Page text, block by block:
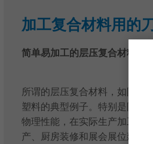
加工复合材料用的
简单易加工的层压复合材料
所谓的层压复合材料，如防火
塑料的典型例子。特别是防火
物理性能，在实际生产加工中
产、厨房装修和展会展位建设